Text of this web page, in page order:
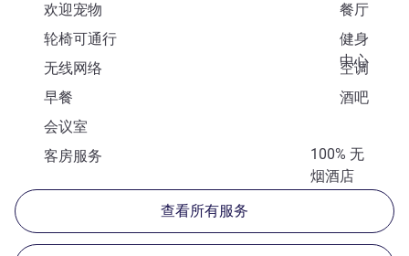
欢迎宠物
餐厅
轮椅可通行
健身
中心
无线网络
空调
早餐
酒吧
会议室
100% 无
烟酒店
客房服务
查看所有服务